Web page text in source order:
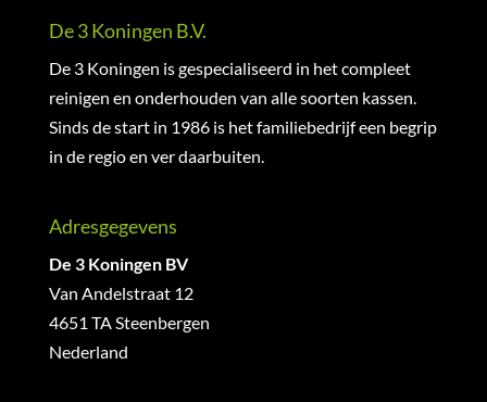
De 3 Koningen B.V.
De 3 Koningen is gespecialiseerd in het compleet
reinigen en onderhouden van alle soorten kassen.
Sinds de start in 1986 is het familiebedrijf een begrip
in de regio en ver daarbuiten.
Adresgegevens
De 3 Koningen BV
Van Andelstraat 12
4651 TA Steenbergen
Nederland